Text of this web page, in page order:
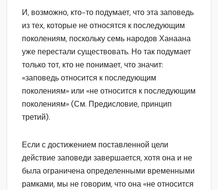
И, возможно, кто-то подумает, что эта заповедь
из тех, которые не относятся к последующим
поколениям, поскольку семь народов Ханаана
уже перестали существовать. Но так подумает
только тот, кто не понимает, что значит:
«заповедь относится к последующим
поколениям» или «не относится к последующим
поколениям» (См. Предисловие, принцип
третий).
Если с достижением поставленной цели
действие заповеди завершается, хотя она и не
была ограничена определенными временными
рамками, мы не говорим, что она «не относится